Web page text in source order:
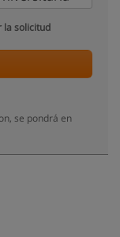
la solicitud
se pondrá en